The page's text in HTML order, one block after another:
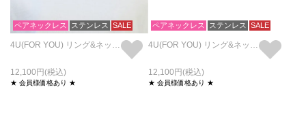
ペアネックレス ステンレス SALE
4U(FOR YOU) リング&ネックレス S / ペアリング・ペアネックレス
12,100
★ 会員様価格あり ★
ペアネックレス ステンレス SALE
4U(FOR YOU) リング&ネックレス M / ペアリング・ペアネックレス
12,100
★ 会員様価格あり ★